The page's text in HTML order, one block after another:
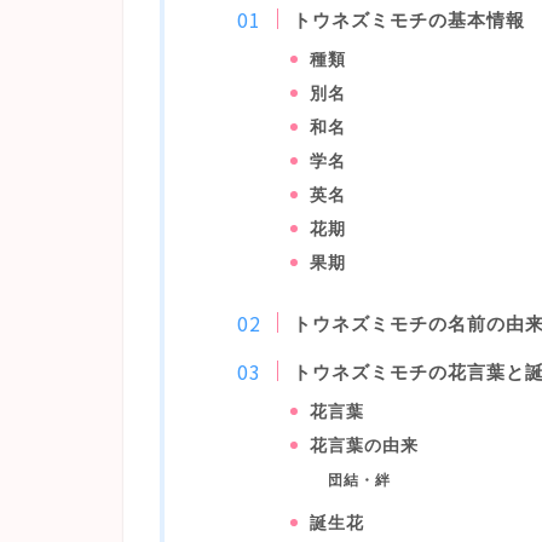
トウネズミモチの基本情報
種類
別名
和名
学名
英名
花期
果期
トウネズミモチの名前の由来
トウネズミモチの花言葉と
花言葉
花言葉の由来
団結・絆
誕生花